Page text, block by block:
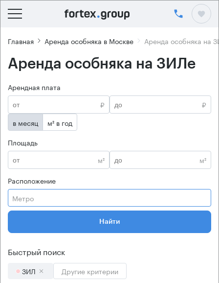
Главная Аренда особняка в Москве Аренда особняка на
Аренда особняка на ЗИЛе
Арендная плата
₽
₽
в месяц
м² в год
Площадь
м²
м²
Расположение
Метро
Найти
Быстрый поиск
ЗИЛ Другие критерии